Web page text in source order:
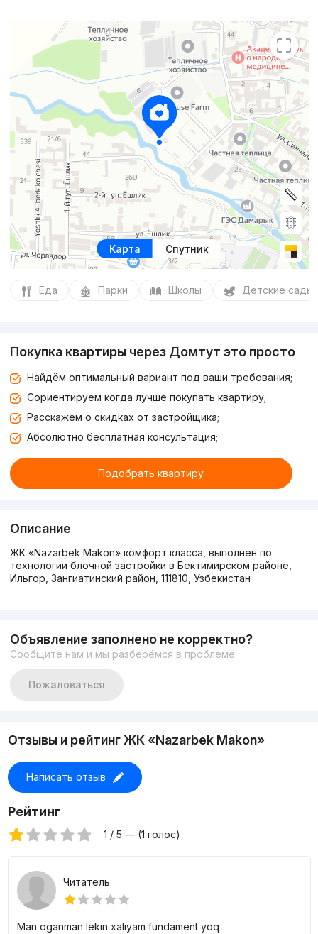
Карта Спутник
Еда Парки Школы Детские сады
Покупка квартиры через Домтут это просто
Найдём оптимальный вариант под ваши требования;
Сориентируем когда лучше покупать квартиру;
Расскажем о скидках от застройщика;
Абсолютно бесплатная консультация;
Подобрать квартиру
Описание
ЖК «Nazarbek Makon» комфорт класса, выполнен по
технологии блочной застройки в Бектимирском районе,
Ильгор, Зангиатинский район, 111810, Узбекистан
Объявление заполнено не корректно?
Сообщите нам и мы разберёмся в проблеме
Пожаловаться
Отзывы и рейтинг ЖК «Nazarbek Makon»
Написать отзыв
Рейтинг
1 / 5 — (1 голос)
Читатель
Man oganman lekin xaliyam fundament yoq